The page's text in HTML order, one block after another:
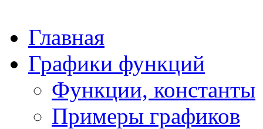
Главная
Графики функций
Функции, константы
Примеры графиков